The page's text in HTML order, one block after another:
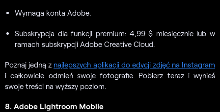
Wymaga konta Adobe.
Subskrypcja dla funkcji premium: 4,99 $ miesięcznie lub w
ramach subskrypcji Adobe Creative Cloud.
Poznaj jedną z najlepszych aplikacji do edycji zdjęć na Instagram
i całkowicie odmień swoje fotografie. Pobierz teraz i wynieś
swoje treści na wyższy poziom.
8. Adobe Lightroom Mobile